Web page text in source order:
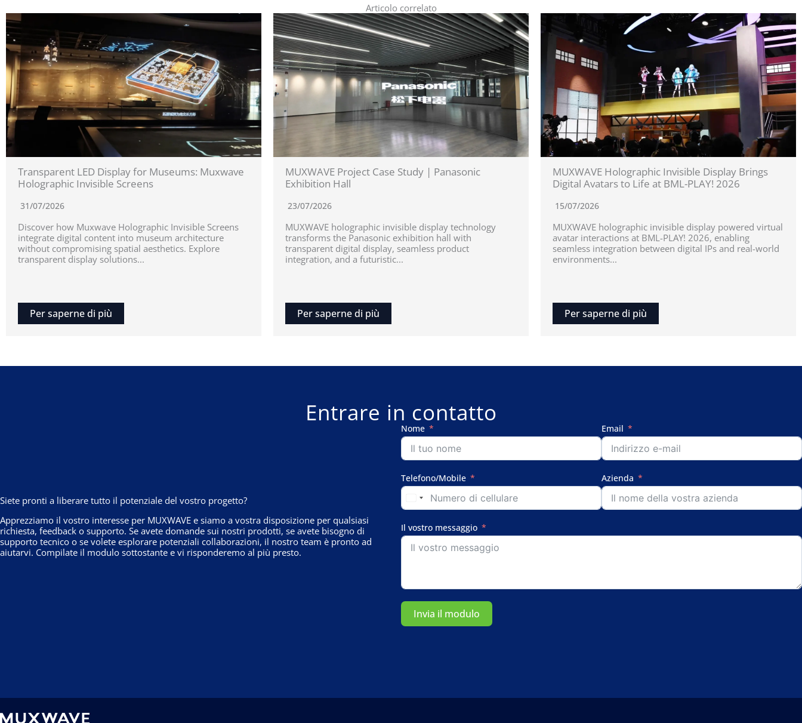
Articolo correlato
Transparent LED Display for Museums: Muxwave
Holographic Invisible Screens
31/07/2026
Discover how Muxwave Holographic Invisible Screens
integrate digital content into museum architecture
without compromising spatial aesthetics. Explore
transparent display solutions...
Per saperne di più
MUXWAVE Project Case Study | Panasonic
Exhibition Hall
23/07/2026
MUXWAVE holographic invisible display technology
transforms the Panasonic exhibition hall with
transparent digital display, seamless product
integration, and a futuristic...
Per saperne di più
MUXWAVE Holographic Invisible Display Brings
Digital Avatars to Life at BML-PLAY! 2026
15/07/2026
MUXWAVE holographic invisible display powered virtual
avatar interactions at BML-PLAY! 2026, enabling
seamless integration between digital IPs and real-world
environments...
Per saperne di più
Entrare in contatto
Siete pronti a liberare tutto il potenziale del vostro progetto?
Apprezziamo il vostro interesse per MUXWAVE e siamo a vostra disposizione per qualsiasi
richiesta, feedback o supporto. Se avete domande sui nostri prodotti, se avete bisogno di
supporto tecnico o se volete esplorare potenziali collaborazioni, il nostro team è pronto ad
aiutarvi. Compilate il modulo sottostante e vi risponderemo al più presto.
Nome Email
Telefono/Mobile Azienda
Il vostro messaggio
Invia il modulo